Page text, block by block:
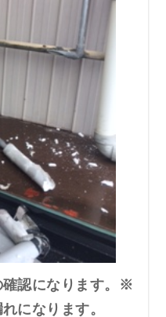
確認になります。※
になります。